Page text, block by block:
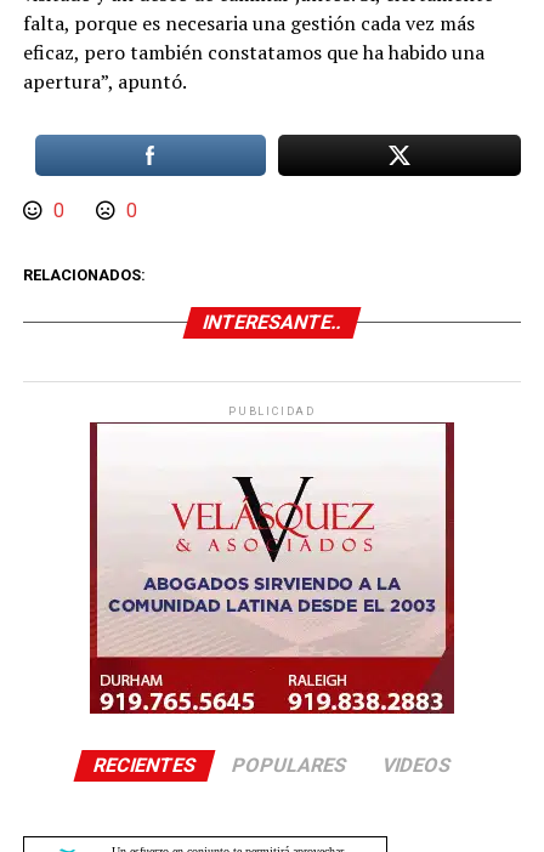
falta, porque es necesaria una gestión cada vez más
eficaz, pero también constatamos que ha habido una
apertura”, apuntó.
0 0
RELACIONADOS:
INTERESANTE..
PUBLICIDAD
RECIENTES POPULARES VIDEOS